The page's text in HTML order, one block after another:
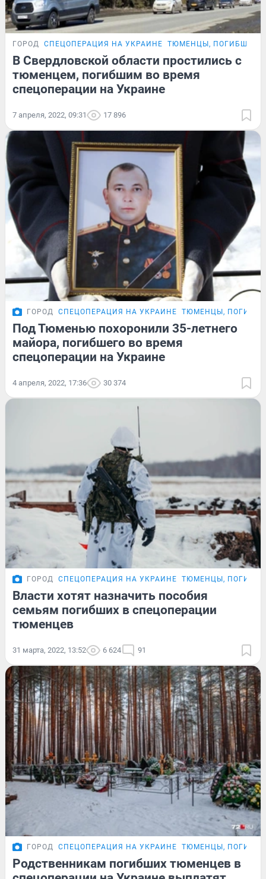
ГОРОД СПЕЦОПЕРАЦИЯ НА УКРАИНЕ ТЮМЕНЦЫ, ПОГИБШИЕ
В Свердловской области простились с
тюменцем, погибшим во время
спецоперации на Украине
7 апреля, 2022, 09:31 17 896
ГОРОД СПЕЦОПЕРАЦИЯ НА УКРАИНЕ ТЮМЕНЦЫ,
Под Тюменью похоронили 35-летнего
майора, погибшего во время
спецоперации на Украине
4 апреля, 2022, 17:36 30 374
ГОРОД СПЕЦОПЕРАЦИЯ НА УКРАИНЕ ТЮМЕНЦЫ,
Власти хотят назначить пособия
семьям погибших в спецоперации
тюменцев
31 марта, 2022, 13:52 6 624 91
ГОРОД СПЕЦОПЕРАЦИЯ НА УКРАИНЕ ТЮМЕНЦЫ,
Родственникам погибших тюменцев в